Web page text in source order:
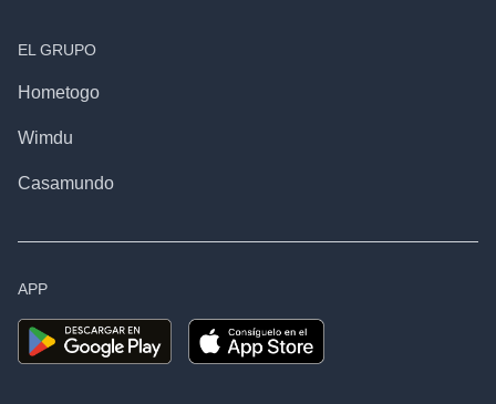
EL GRUPO
Hometogo
Wimdu
Casamundo
APP